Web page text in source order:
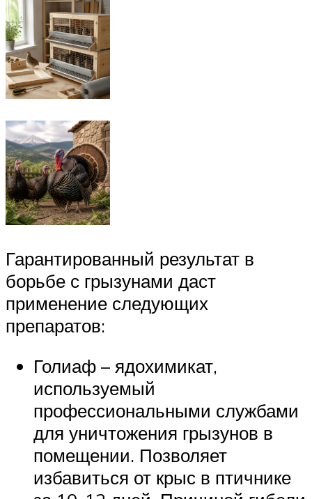
Гарантированный результат в
борьбе с грызунами даст
применение следующих
препаратов:
Голиаф – ядохимикат,
используемый
профессиональными службами
для уничтожения грызунов в
помещении. Позволяет
избавиться от крыс в птичнике